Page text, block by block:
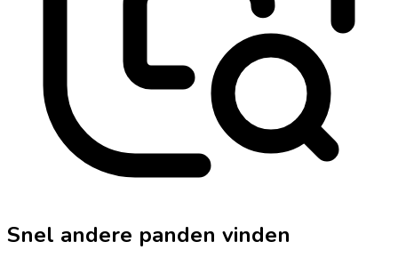
Snel andere panden vinden